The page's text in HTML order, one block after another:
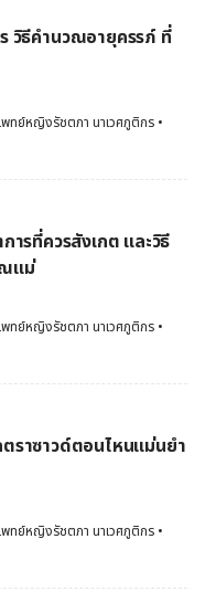
วิธีคำนวณอายุครรภ์ ที่
ทย์หญิงรัชตภา นาเวศภูติกร •
ารที่ควรสังเกต และวิธี
แม่
ทย์หญิงรัชตภา นาเวศภูติกร •
ราซาวด์ตอนไหนแม่นยำ
ทย์หญิงรัชตภา นาเวศภูติกร •